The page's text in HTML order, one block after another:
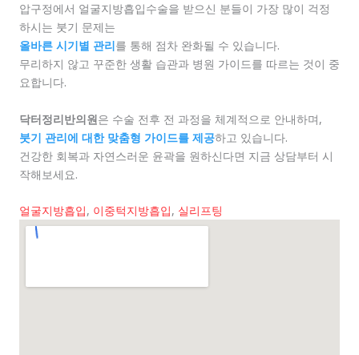
압구정에서 얼굴지방흡입수술을 받으신 분들이 가장 많이 걱정
하시는 붓기 문제는
올바른 시기별 관리를 통해 점차 완화될 수 있습니다.
무리하지 않고 꾸준한 생활 습관과 병원 가이드를 따르는 것이 중
요합니다.
닥터정리반의원은 수술 전후 전 과정을 체계적으로 안내하며,
붓기 관리에 대한 맞춤형 가이드를 제공하고 있습니다.
건강한 회복과 자연스러운 윤곽을 원하신다면 지금 상담부터 시
작해보세요.
얼굴지방흡입, 이중턱지방흡입, 실리프팅